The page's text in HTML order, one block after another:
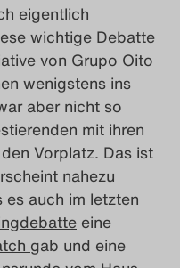
eigentlich
wichtige Debatte
von Grupo Oito
wenigstens ins
aber nicht so
mit ihren
Vorplatz. Das ist
nahezu
auch im letzten
eine
gab und eine